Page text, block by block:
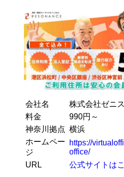
会社名
株式会社ゼニス
料金
990円～
神奈川拠点 横浜
ホームペー
ジ
https://
office/
URL
公式サイトは